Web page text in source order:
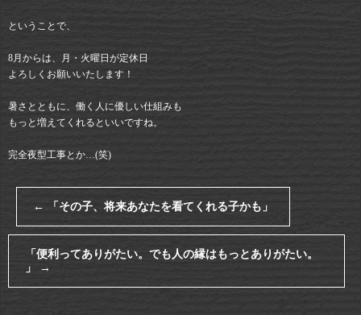
ということで、
8月からは、月・火曜日が定休日
よろしくお願いいたします！
暑さとともに、働く人に優しい仕組みも
もっと増えてくれるといいですね。
完全夜型工事とか…(笑)
← 「その子、将来あなたを看てくれる子かも」
「便利ってありがたい。でも人の縁はもっとありがたい。
」
→